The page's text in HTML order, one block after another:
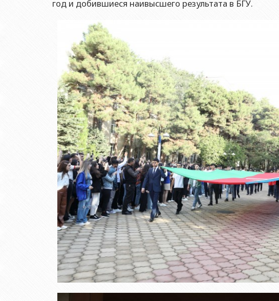
год и добившиеся наивысшего результата в БГУ.